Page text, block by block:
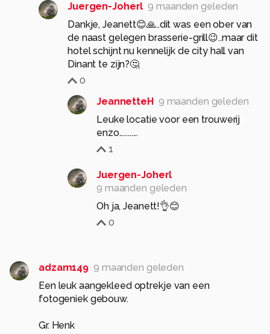
Juergen-Joherl 9 maanden geleden
Dankje, Jeanett😊🙏..dit was een ober van
de naast gelegen brasserie-grill😉..maar dit
hotel schijnt nu kennelijk de city hall van
Dinant te zijn?🤔
0
JeannetteH 9 maanden geleden
Leuke locatie voor een trouwerij
enzo...........
1
Juergen-Joherl
9 maanden geleden
Oh ja, Jeanett!👌😊
0
adzam149 9 maanden geleden
Een leuk aangekleed optrekje van een
fotogeniek gebouw.
Gr. Henk